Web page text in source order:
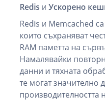
Redis и Ускорено
Redis и Memcached
които съхраняват
RAM паметта на
Намалявайки
данни и тяхната
те могат значително
производителността